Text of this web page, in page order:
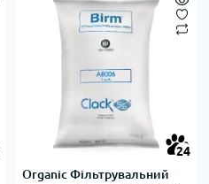
24
Organic Фільтрувальний